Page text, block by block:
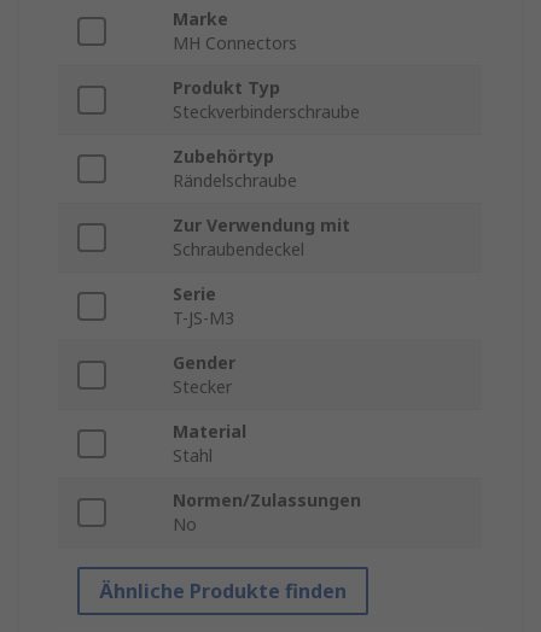
Marke
MH Connectors
Produkt Typ
Steckverbinderschraube
Zubehörtyp
Rändelschraube
Zur Verwendung mit
Schraubendeckel
Serie
T-JS-M3
Gender
Stecker
Material
Stahl
Normen/Zulassungen
No
Ähnliche Produkte finden